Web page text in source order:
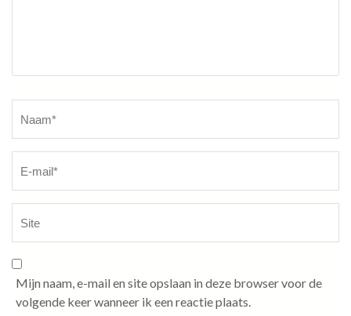
Mijn naam, e-mail en site opslaan in deze browser voor de
volgende keer wanneer ik een reactie plaats.